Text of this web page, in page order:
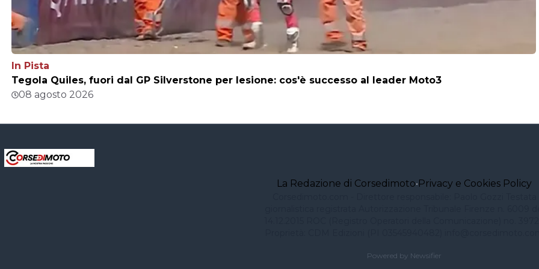
In Pista
Tegola Quiles, fuori dal GP Silverstone per lesione: cos'è successo al leader Moto3
08 agosto 2026
La Redazione di Corsedimoto•Privacy e Cookies Policy
Powered by Newsifier